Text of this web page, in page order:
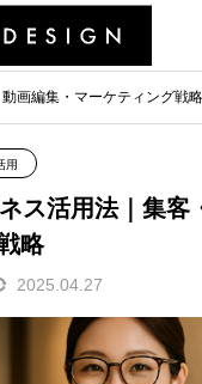
画編集・マーケティング戦
用
ス活用法｜集客
略
2025.04.27